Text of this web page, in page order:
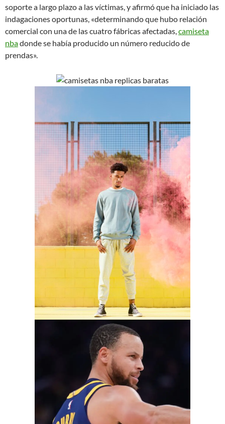
soporte a largo plazo a las víctimas, y afirmó que ha iniciado las
indagaciones oportunas, «determinando que hubo relación
comercial con una de las cuatro fábricas afectadas,camiseta
nbadonde se había producido un número reducido de
prendas».